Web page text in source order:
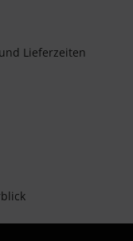
Lieferzeiten